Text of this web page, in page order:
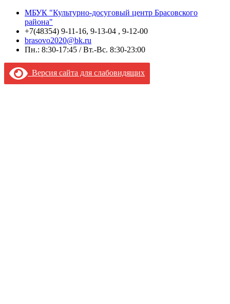
МБУК "Культурно-досуговый центр Брасовского
района"
+7(48354) 9-11-16, 9-13-04 , 9-12-00
brasovo2020@bk.ru
Пн.: 8:30-17:45 / Вт.-Вс. 8:30-23:00
Версия сайта для слабовидящих